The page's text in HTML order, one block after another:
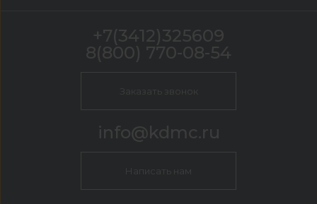
+7(3412)325609
8(800) 770-08-54
Заказать звонок
info@kdmc.ru
Написать нам